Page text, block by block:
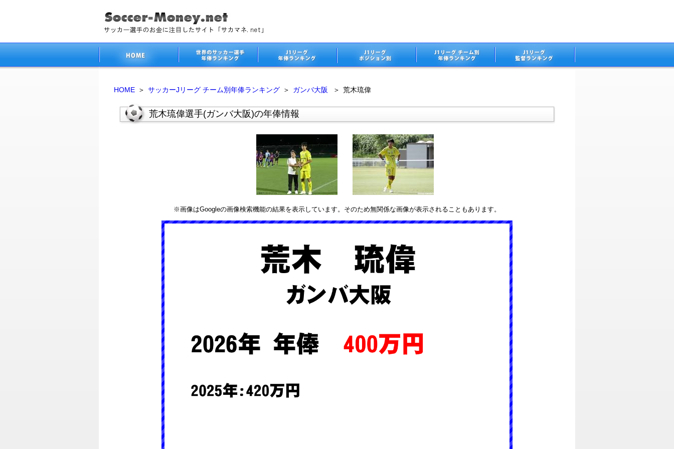
HOME ＞ サッカーJリーグ チーム別年俸ランキング ＞ ガンバ大阪 ＞ 荒木琉偉
荒木琉偉選手(ガンバ大阪)の年俸情報
※画像はGoogleの画像検索機能の結果を表示しています。そのため無関係な画像が表示されることもあります。